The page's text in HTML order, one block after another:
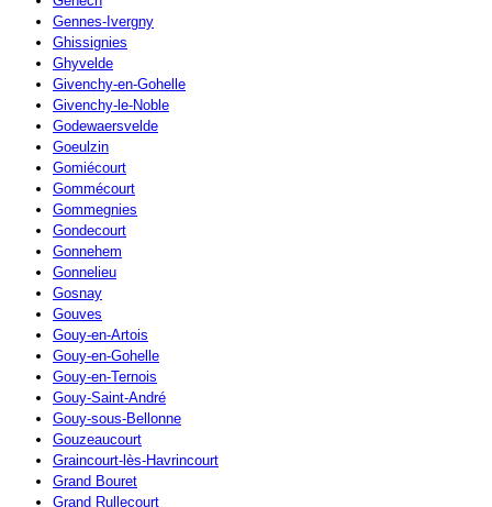
Gennes-Ivergny
Ghissignies
Ghyvelde
Givenchy-en-Gohelle
Givenchy-le-Noble
Godewaersvelde
Goeulzin
Gomiécourt
Gommécourt
Gommegnies
Gondecourt
Gonnehem
Gonnelieu
Gosnay
Gouves
Gouy-en-Artois
Gouy-en-Gohelle
Gouy-en-Ternois
Gouy-Saint-André
Gouy-sous-Bellonne
Gouzeaucourt
Graincourt-lès-Havrincourt
Grand Bouret
Grand Rullecourt